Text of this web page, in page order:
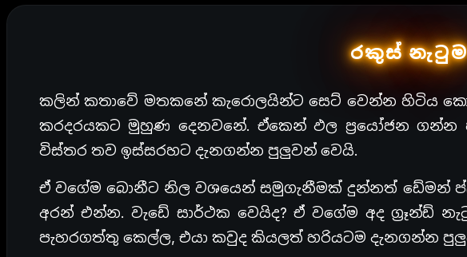
රකුස්
කලින් කතාවේ මතකනේ කැරොලයින්ට සෙට් වෙන්න හිටිය
කරදරයකට මුහුණ දෙනවනේ. ඒකෙන් ඵල ප්‍රයෝජන ගන්න
විස්තර තව ඉස්සරහට දැනගන්න පුලුවන් වෙයි.
ඒ වගේම බොනීට නිල වශයෙන් සමුගැනීමක් දුන්නත් ඩේමන්
අරන් එන්න. වැඩේ සාර්ථක වෙයිද? ඒ වගේම අද ග්‍රෑන්ඩ්
පැහරගත්තු කෙල්ල, එයා කවුද කියලත් හරියටම දැනගන්න